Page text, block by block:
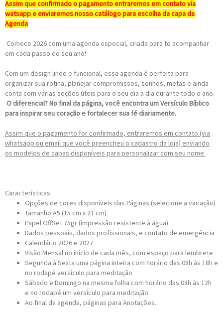
Assim que confirmado o pagamento entraremos em contato via
watsapp e enviaremos nosso catálogo para escolha da capa da
Agenda
Comece 2026 com uma agenda especial, criada para te acompanhar
em cada passo do seu ano!
Com um design lindo e funcional, essa agenda é perfeita para
organizar sua rotina, planejar compromissos, sonhos, metas e ainda
conta com várias seções úteis para o seu dia a dia durante todo o ano.
O diferencial? No final da página, você encontra um Versículo Bíblico
para inspirar seu coração e fortalecer sua fé diariamente.
Assim que o pagamento for confirmado, entraremos em contato (via
whatsapp ou email que você preencheu o cadastro da loja) enviando
os modelos de capas disponíveis para personalizar com seu nome.
Características:
Opções de cores disponíveis das Páginas (selecione a variação)
Tamanho A5 (15 cm x 21 cm)
Papel OffSet 75gr (impressão resistente à água)
Dados pessoais, dados profissionais, e contato de emergência
Calendário 2026 e 2027
Visão Mensal no início de cada mês, com espaço para lembrete
Segunda à Sexta uma página inteira com horário das 08h às 18h e
no rodapé versículo para meditação
Sábado e Domingo na mesma folha com horário das 08h às 12h
e no rodapé um versículo para meditação
Ao final da agenda, páginas para Anotações.